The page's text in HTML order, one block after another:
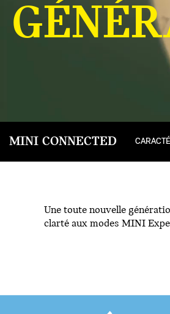
MINI CONNECTED
Une toute nouvelle
clarté aux modes MINI